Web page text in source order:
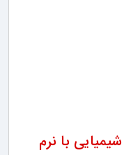
با نرم